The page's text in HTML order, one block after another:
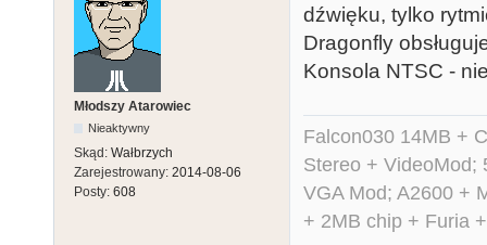
Młodszy Atarowiec
Nieaktywny
Skąd: Wałbrzych
Zarejestrowany: 2014-08-06
Posty: 608
dźwięku, tylko
Dragonfly
Konsola NTSC -
Falcon030 14MB +
Stereo + VideoMod;
VGA Mod; A2600 +
+ 2MB chip + Furia